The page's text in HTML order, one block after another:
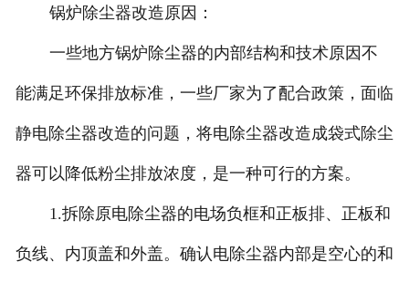
锅炉除尘器改造原因：
一些地方锅炉除尘器的内部结构和技术原因不
能满足环保排放标准，一些厂家为了配合政策，面临
静电除尘器改造的问题，将电除尘器改造成袋式除尘
器可以降低粉尘排放浓度，是一种可行的方案。
1.拆除原电除尘器的电场负框和正板排、正板和
负线、内顶盖和外盖。确认电除尘器内部是空心的和